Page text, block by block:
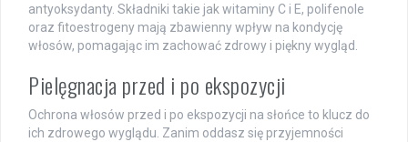
antyoksydanty. Składniki takie jak witaminy C i E, polifenole
oraz fitoestrogeny mają zbawienny wpływ na kondycję
włosów, pomagając im zachować zdrowy i piękny wygląd.
Pielęgnacja przed i po ekspozycji
Ochrona włosów przed i po ekspozycji na słońce to klucz do
ich zdrowego wyglądu. Zanim oddasz się przyjemności